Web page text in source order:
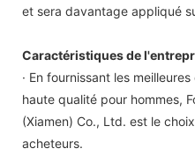
et sera davantage appliqué
Caractéristiques de
· En fournissant les
haute qualité pour hommes,
(Xiamen) Co., Ltd. est le
acheteurs.